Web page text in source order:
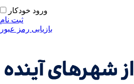
ورود خودکار
ثبت نام
بازیابی رمز عبور